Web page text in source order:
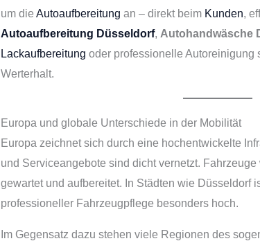
um die Autoaufbereitung an – direkt beim Kunden,
Autoaufbereitung Düsseldorf, Autohandwäsche
Lackaufbereitung oder professionelle Autoreinigung
Werterhalt.
Europa und globale Unterschiede in der Mobilität
Europa zeichnet sich durch eine hochentwickelte
und Serviceangebote sind dicht vernetzt.
gewartet und aufbereitet. In Städten wie Düsseldorf
professioneller Fahrzeugpflege besonders hoch.
Im Gegensatz dazu stehen viele Regionen des